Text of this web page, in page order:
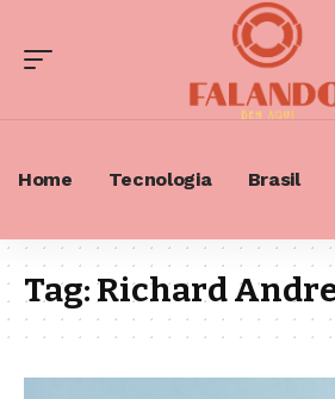
Home Tecnologia Brasil
Tag:Richard